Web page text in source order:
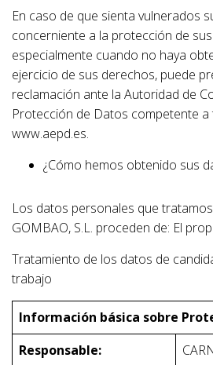
En caso de que sienta vulnerados
concerniente a la protección de
especialmente cuando no haya
ejercicio de sus derechos, puede
reclamación ante la Autoridad de
Protección de Datos competente a
www.aepd.es.
¿Cómo hemos obtenido sus
Los datos personales que tratamos
GOMBAO, S.L. proceden de: El
Tratamiento de los datos de
trabajo
Información básica sobre
Responsable: